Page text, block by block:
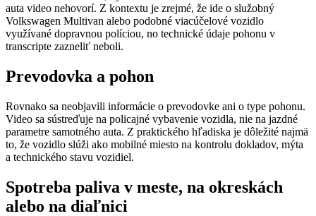
auta video nehovorí. Z kontextu je zrejmé, že ide o služobný
Volkswagen Multivan alebo podobné viacúčelové vozidlo
využívané dopravnou políciou, no technické údaje pohonu v
transcripte zazneliť neboli.
Prevodovka a pohon
Rovnako sa neobjavili informácie o prevodovke ani o type pohonu.
Video sa sústreďuje na policajné vybavenie vozidla, nie na jazdné
parametre samotného auta. Z praktického hľadiska je dôležité najmä
to, že vozidlo slúži ako mobilné miesto na kontrolu dokladov, mýta
a technického stavu vozidiel.
Spotreba paliva v meste, na okreskách
alebo na diaľnici